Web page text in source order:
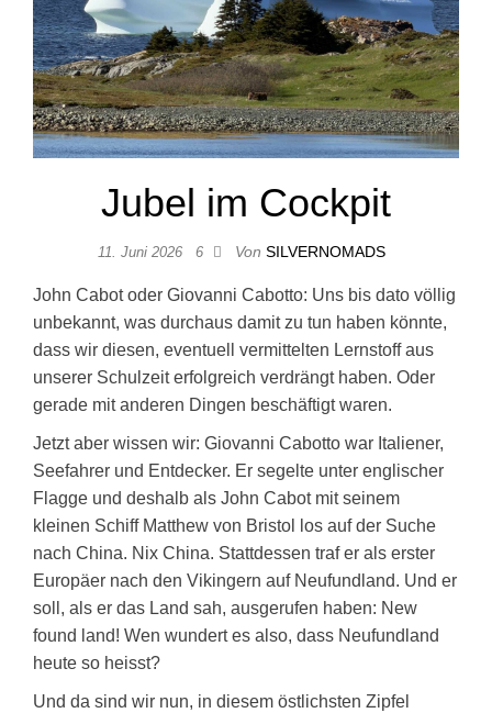
Jubel im Cockpit
11. Juni 2026 6 Von SILVERNOMADS
John Cabot oder Giovanni Cabotto: Uns bis dato völlig
unbekannt, was durchaus damit zu tun haben könnte,
dass wir diesen, eventuell vermittelten Lernstoff aus
unserer Schulzeit erfolgreich verdrängt haben. Oder
gerade mit anderen Dingen beschäftigt waren.
Jetzt aber wissen wir: Giovanni Cabotto war Italiener,
Seefahrer und Entdecker. Er segelte unter englischer
Flagge und deshalb als John Cabot mit seinem
kleinen Schiff Matthew von Bristol los auf der Suche
nach China. Nix China. Stattdessen traf er als erster
Europäer nach den Vikingern auf Neufundland. Und er
soll, als er das Land sah, ausgerufen haben: New
found land! Wen wundert es also, dass Neufundland
heute so heisst?
Und da sind wir nun, in diesem östlichsten Zipfel